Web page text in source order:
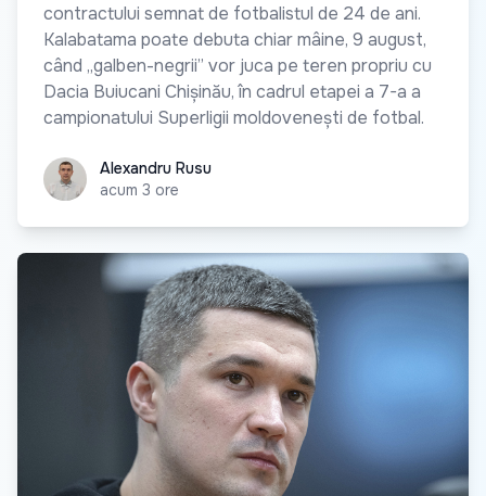
contractului semnat de fotbalistul de 24 de ani.
Kalabatama poate debuta chiar mâine, 9 august,
când „galben-negrii” vor juca pe teren propriu cu
Dacia Buiucani Chișinău, în cadrul etapei a 7-a a
campionatului Superligii moldovenești de fotbal.
Alexandru Rusu
Alexandru Rusu
acum 3 ore